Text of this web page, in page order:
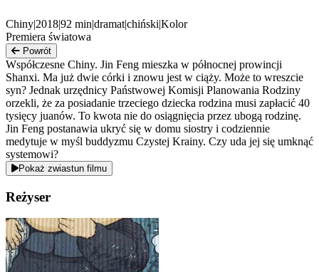
Chiny|2018|92 min|dramat|chiński|Kolor
Premiera światowa
Powrót
Współczesne Chiny. Jin Feng mieszka w północnej prowincji
Shanxi. Ma już dwie córki i znowu jest w ciąży. Może to wreszcie
syn? Jednak urzędnicy Państwowej Komisji Planowania Rodziny
orzekli, że za posiadanie trzeciego dziecka rodzina musi zapłacić 40
tysięcy juanów. To kwota nie do osiągnięcia przez ubogą rodzinę.
Jin Feng postanawia ukryć się w domu siostry i codziennie
medytuje w myśl buddyzmu Czystej Krainy. Czy uda jej się umknąć
systemowi?
Pokaż zwiastun filmu
Reżyser